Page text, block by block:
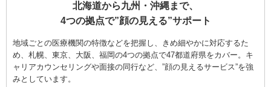
北海道から九州・沖縄まで、
4つの拠点で”顔の見える”サポート
地域ごとの医療機関の特徴などを把握し、きめ細やかに対応するた
め、札幌、東京、大阪、福岡の4つの拠点で47都道府県をカバー。キ
ャリアカウンセリングや面接の同行など、”顔の見えるサービス”を強
みとしています。